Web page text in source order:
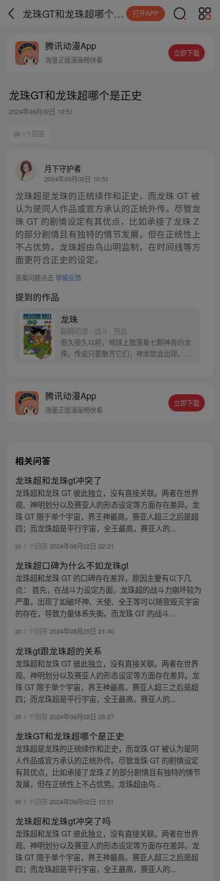
龙珠GT和龙珠超哪个是正史 打开APP
腾讯动漫App
海量正版漫画畅快看
立即下载
龙珠GT和龙珠超哪个是正史
2024年09月02日 10:51
1个回答
月下守护者
2024年09月02日 10:51
龙珠超是龙珠的正统续作和正史，而龙珠 GT 被
认为是同人作品或官方承认的正统外传。尽管龙
珠 GT 的剧情设定有其优点，比如承接了龙珠 Z
的部分剧情且有独特的情节发展，但在正统性上
不占优势。龙珠超由鸟山明监制，在时间线等方
面更符合正史的设定。
答案问题点击 举报反馈
提到的作品
龙珠
翻翻动漫 · 战斗 · 热血
很久很久以前，地球上散落着七颗神奇的龙
珠，传说只要聚齐它们，神龙就会出现，并
腾讯动漫App
海量正版漫画畅快看
立即下载
相关问答
龙珠超和龙珠gt冲突了
龙珠超和龙珠 GT 彼此独立，没有直接关联。两者在世界
观、神明划分以及赛亚人的形态设定等方面存在差异。龙
珠 GT 限于单个宇宙，界王神最高，赛亚人超三之后是超
四；而龙珠超是平行宇宙，全王最高，赛亚人的...
1 个回答 2024年08月22日 22:31
龙珠超口碑为什么不如龙珠gt
龙珠超和龙珠 GT 的口碑存在差异，原因主要有以下几
点： 首先，在战斗力设定方面，龙珠超的战斗力崩坏较为
严重，出现了如破坏神、天使、全王等可以随意毁灭宇宙
的存在，导致力量体系失衡。而龙珠 GT 的战斗...
1 个回答 2024年08月25日 21:40
龙珠gt跟龙珠超的关系
龙珠超和龙珠 GT 彼此独立，没有直接关联。两者在世界
观、神明划分以及赛亚人的形态设定等方面存在差异。龙
珠 GT 限于单个宇宙，界王神最高，赛亚人超三之后是超
四；而龙珠超是平行宇宙，全王最高，赛亚人的...
1 个回答 2024年09月02日 05:27
龙珠GT和龙珠超哪个是正史
龙珠超是龙珠的正统续作和正史，而龙珠 GT 被认为是同
人作品或官方承认的正统外传。尽管龙珠 GT 的剧情设定
有其优点，比如承接了龙珠 Z 的部分剧情且有独特的情节
发展，但在正统性上不占优势。龙珠超由鸟...
1 个回答 2024年09月02日 10:51
龙珠超和龙珠gt冲突了吗
龙珠超和龙珠 GT 彼此独立，没有直接关联。两者在世界
观、神明划分以及赛亚人的形态设定等方面存在差异。龙
珠 GT 限于单个宇宙，界王神最高，赛亚人超三之后是超
四；而龙珠超是平行宇宙，全王最高，赛亚人的...